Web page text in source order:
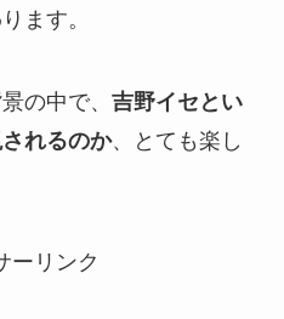
ます。
の中で、 吉野イセとい
れるのか、とても楽し
ーリンク